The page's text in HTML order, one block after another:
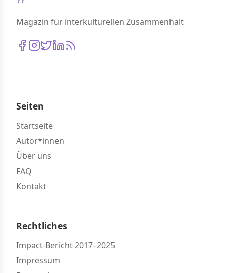
Magazin für interkulturellen Zusammenhalt
Seiten
Startseite
Autor*innen
Über uns
FAQ
Kontakt
Rechtliches
Impact-Bericht 2017–2025
Impressum